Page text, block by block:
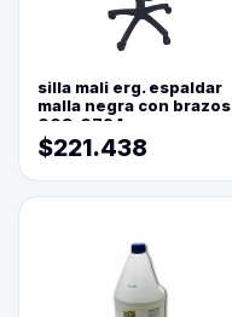
silla mali erg. espaldar
malla negra con brazos
003-0794
$221.438